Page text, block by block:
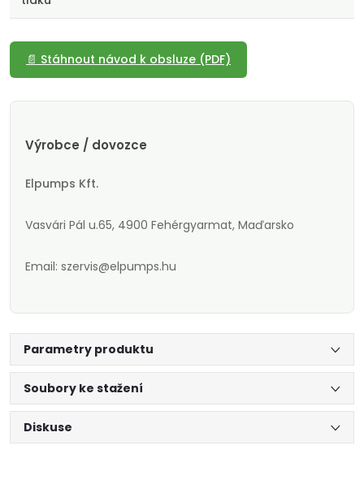
📄 Stáhnout návod k obsluze (PDF)
Výrobce / dovozce
Elpumps Kft.
Vasvári Pál u.65, 4900 Fehérgyarmat, Maďarsko
Email: szervis@elpumps.hu
Parametry produktu
Soubory ke stažení
Diskuse